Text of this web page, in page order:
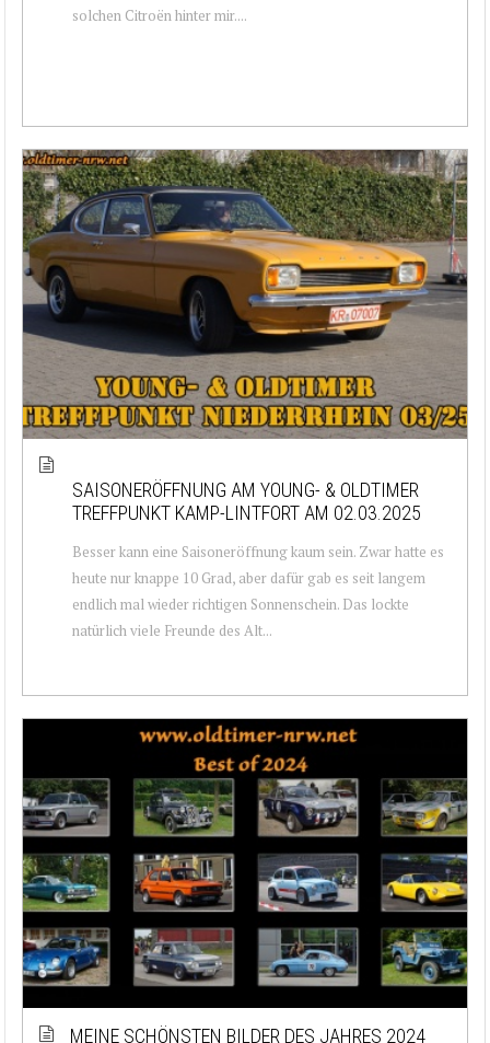
solchen Citroën hinter mir....
SAISONERÖFFNUNG AM YOUNG- & OLDTIMER
TREFFPUNKT KAMP-LINTFORT AM 02.03.2025
Besser kann eine Saisoneröffnung kaum sein. Zwar hatte es
heute nur knappe 10 Grad, aber dafür gab es seit langem
endlich mal wieder richtigen Sonnenschein. Das lockte
natürlich viele Freunde des Alt...
MEINE SCHÖNSTEN BILDER DES JAHRES 2024